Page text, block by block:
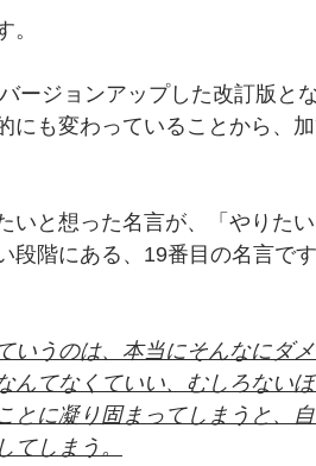
。
ージョンアップした改訂版と
にも変わっていることから、
いと想った名言が、「やりた
階にある、19番目の名言です
いうのは、本当にそんなにダメ
んてなくていい、むしろない
とに凝り固まってしまうと、
てしまう。